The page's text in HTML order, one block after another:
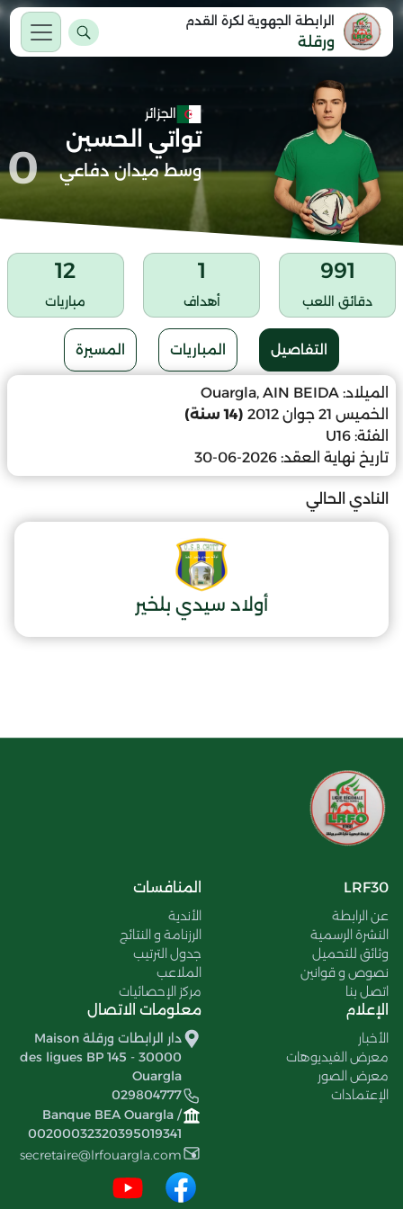
الرابطة الجهوية لكرة القدم
ورقلة
الجزائر
تواتي الحسين
وسط ميدان دفاعي 0
991
دقائق اللعب
1
أهداف
12
مباريات
التفاصيل المباريات المسيرة
الميلاد: Ouargla, AIN BEIDA
الخميس 21 جوان 2012
(14 سنة)
الفئة: U16
تاريخ نهاية العقد: 2026-06-30
النادي الحالي
أولاد سيدي بلخير
LRF30
عن الرابطة
النشرة الرسمية
وثائق للتحميل
نصوص و قوانين
اتصل بنا
المنافسات
الأندية
الرزنامة و النتائج
جدول الترتيب
الملاعب
مركز الإحصائيات
الإعلام
الأخبار
معرض الفيديوهات
معرض الصور
الإعتمادات
معلومات الاتصال
دار الرابطات ورقلة Maison
des ligues BP 145 - 30000
Ouargla
029804777
Banque BEA Ouargla /
00200032320395019341
secretaire@lrfouargla.com